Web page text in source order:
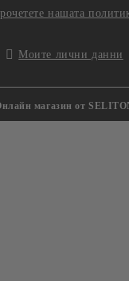
нашата
Моите лични данни
магазин от